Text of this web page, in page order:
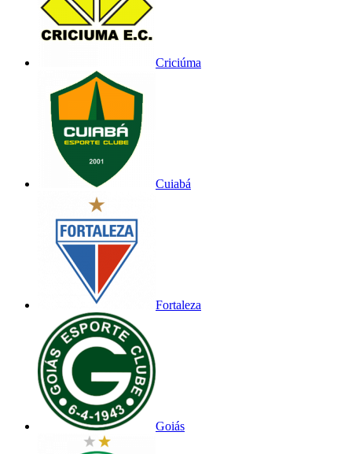
Criciúma
Cuiabá
Fortaleza
Goiás